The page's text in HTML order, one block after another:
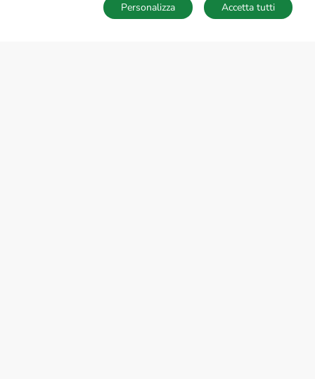
SALVA RICERCA
Accetta tutti
Personalizza